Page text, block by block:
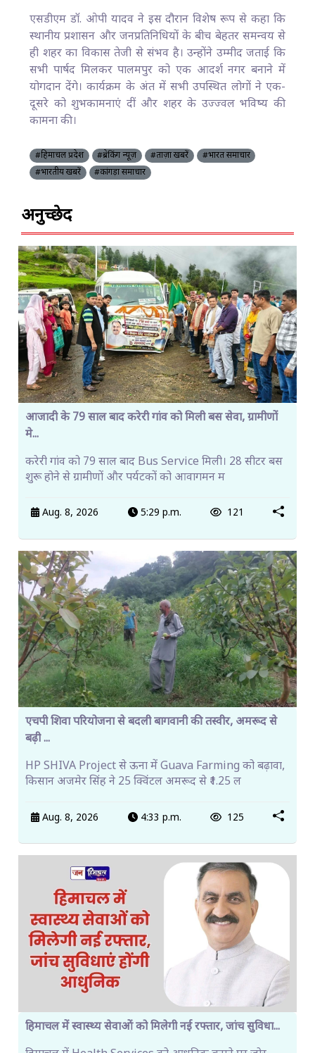
एसडीएम डॉ. ओपी यादव ने इस दौरान विशेष रूप से कहा कि
स्थानीय प्रशासन और जनप्रतिनिधियों के बीच बेहतर समन्वय से
ही शहर का विकास तेजी से संभव है। उन्होंने उम्मीद जताई कि
सभी पार्षद मिलकर पालमपुर को एक आदर्श नगर बनाने में
योगदान देंगे। कार्यक्रम के अंत में सभी उपस्थित लोगों ने एक-
दूसरे को शुभकामनाएं दीं और शहर के उज्ज्वल भविष्य की
कामना की।
#हिमाचल प्रदेश #ब्रेकिंग न्यूज़ #ताज़ा खबरें
#भारत समाचार
#भारतीय खबरें
#कांगड़ा समाचार
अनुच्छेद
आजादी के 79 साल बाद करेरी गांव को मिली बस सेवा, ग्रामीणों
मे...
करेरी गांव को 79 साल बाद Bus Service मिली। 28 सीटर बस
शुरू होने से ग्रामीणों और पर्यटकों को आवागमन म
Aug. 8, 2026 5:29 p.m. 121
एचपी शिवा परियोजना से बदली बागवानी की तस्वीर, अमरूद से
बढ़ी ...
HP SHIVA Project से ऊना में Guava Farming को बढ़ावा,
किसान अजमेर सिंह ने 25 क्विंटल अमरूद से ₹1.25 ल
Aug. 8, 2026 4:33 p.m. 125
हिमाचल में स्वास्थ्य सेवाओं को मिलेगी नई रफ्तार, जांच सुविधा...